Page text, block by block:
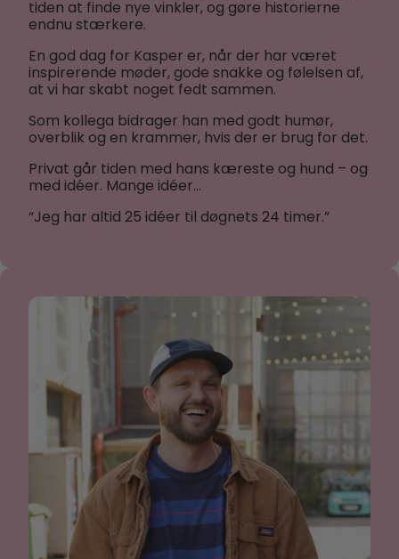
tiden at finde nye vinkler, og gøre historierne
endnu stærkere.
En god dag for Kasper er, når der har været
inspirerende møder, gode snakke og følelsen af,
at vi har skabt noget fedt sammen.
Som kollega bidrager han med godt humør,
overblik og en krammer, hvis der er brug for det.
Privat går tiden med hans kæreste og hund – og
med idéer. Mange idéer…
“Jeg har altid 25 idéer til døgnets 24 timer.”